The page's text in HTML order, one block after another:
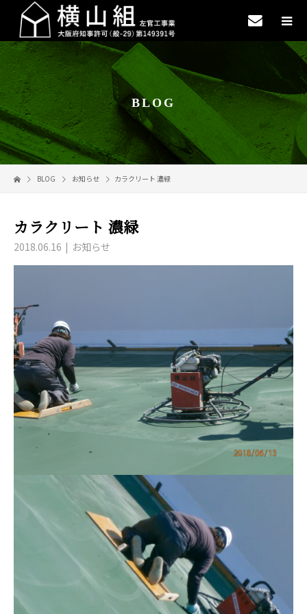
BLOG
BLOG お知らせ カラクリート 濃緑
カラクリート 濃緑
2018.06.16 お知らせ